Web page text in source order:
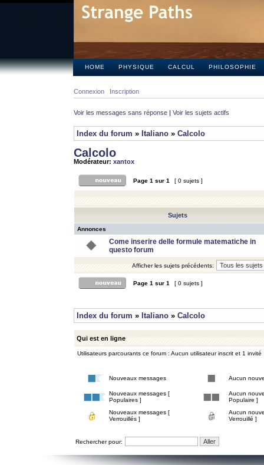
HOME PHYSIQUE CALCUL PHILOSOPHIE
Connexion Inscription
Voir les messages sans réponse | Voir les sujets actifs
Index du forum » Italiano » Calcolo
Calcolo
Modérateur: xantox
Page 1 sur 1 [ 0 sujets ]
Sujets
Annonces
Come inserire delle formule matematiche in
questo forum
Afficher les sujets précédents:
Page 1 sur 1 [ 0 sujets ]
Index du forum » Italiano » Calcolo
Qui est en ligne
Utilisateurs parcourants ce forum : Aucun utilisateur inscrit et 1 invité
Nouveaux messages Aucun
Nouveaux messages [
Populaires ]
Aucun
Populaire ]
Nouveaux messages [
Verrouillés ]
Aucun
Verrouillé ]
Rechercher pour: